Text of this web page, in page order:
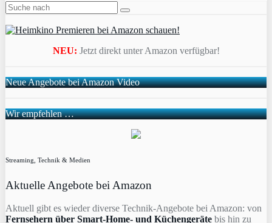
NEU: Jetzt direkt unter Amazon verfügbar!
Neue Angebote bei Amazon Video
Wir empfehlen …
Streaming, Technik & Medien
Aktuelle Angebote bei Amazon
Aktuell gibt es wieder diverse Technik-Angebote bei Amazon: von
Fernsehern über Smart-Home- und Küchengeräte bis hin zu